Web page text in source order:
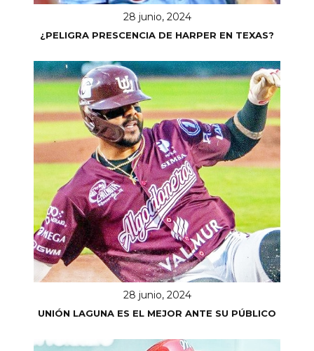
28 junio, 2024
¿PELIGRA PRESCENCIA DE HARPER EN TEXAS?
28 junio, 2024
UNIÓN LAGUNA ES EL MEJOR ANTE SU PÚBLICO